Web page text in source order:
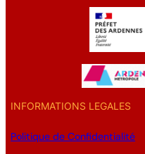
INFORMATIONS LEGALES
Politique de Confidentialité